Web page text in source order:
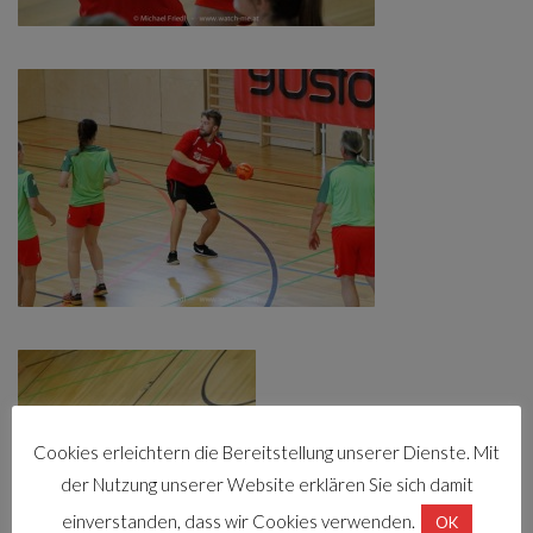
Cookies erleichtern die Bereitstellung unserer Dienste. Mit
der Nutzung unserer Website erklären Sie sich damit
einverstanden, dass wir Cookies verwenden.
OK